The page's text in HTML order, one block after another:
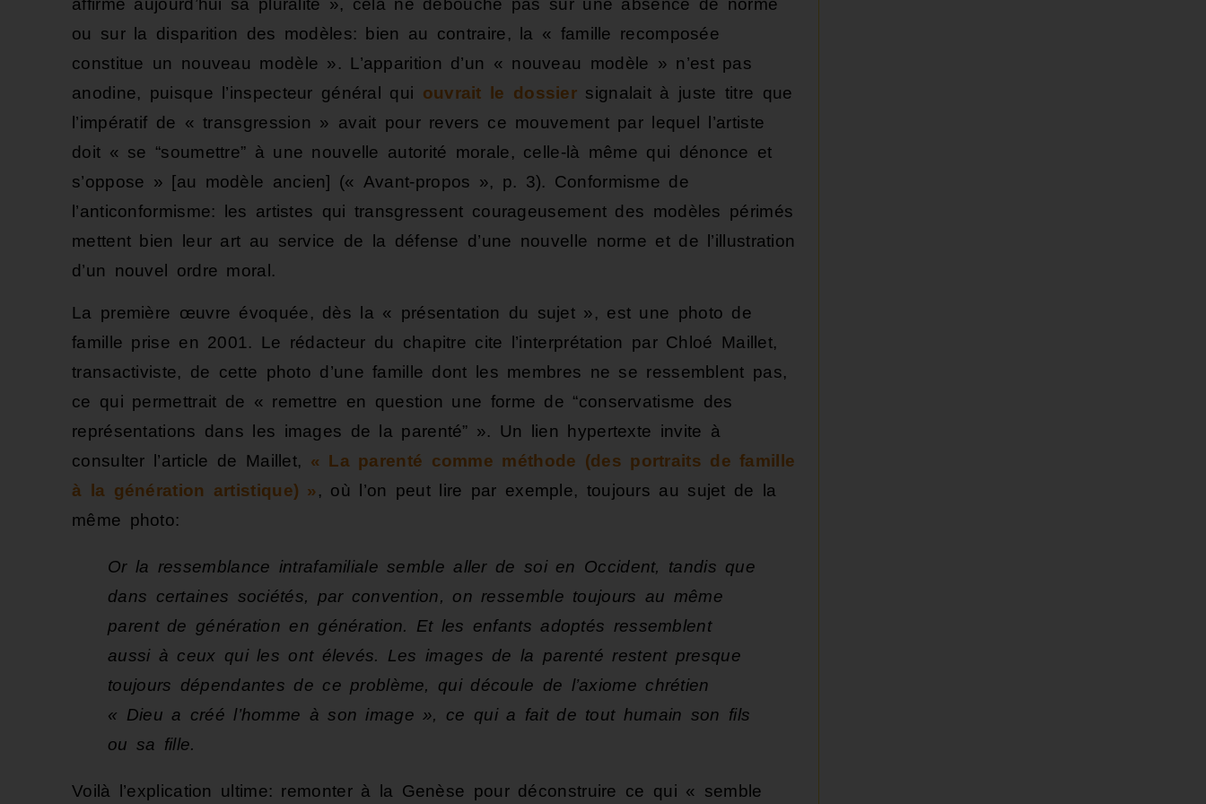
affirme aujourd’hui sa pluralité », cela ne débouche pas sur une absence de norme
ou sur la disparition des modèles: bien au contraire, la « famille recomposée
constitue un nouveau modèle ». L’apparition d’un « nouveau modèle » n’est pas
anodine, puisque l’inspecteur général qui ouvrait le dossier signalait à juste titre que
l’impératif de « transgression » avait pour revers ce mouvement par lequel l’artiste
doit « se “soumettre” à une nouvelle autorité morale, celle-là même qui dénonce et
s’oppose » [au modèle ancien] (« Avant-propos », p. 3). Conformisme de
l’anticonformisme: les artistes qui transgressent courageusement des modèles périmés
mettent bien leur art au service de la défense d’une nouvelle norme et de l’illustration
d’un nouvel ordre moral.
La première œuvre évoquée, dès la « présentation du sujet », est une photo de
famille prise en 2001. Le rédacteur du chapitre cite l’interprétation par Chloé Maillet,
transactiviste, de cette photo d’une famille dont les membres ne se ressemblent pas,
ce qui permettrait de « remettre en question une forme de “conservatisme des
représentations dans les images de la parenté” ». Un lien hypertexte invite à
consulter l’article de Maillet, « La parenté comme méthode (des portraits de famille
à la génération artistique) », où l’on peut lire par exemple, toujours au sujet de la
même photo:
Or la ressemblance intrafamiliale semble aller de soi en Occident, tandis que
dans certaines sociétés, par convention, on ressemble toujours au même
parent de génération en génération. Et les enfants adoptés ressemblent
aussi à ceux qui les ont élevés. Les images de la parenté restent presque
toujours dépendantes de ce problème, qui découle de l’axiome chrétien
« Dieu a créé l’homme à son image », ce qui a fait de tout humain son fils
ou sa fille.
Voilà l’explication ultime: remonter à la Genèse pour déconstruire ce qui « semble